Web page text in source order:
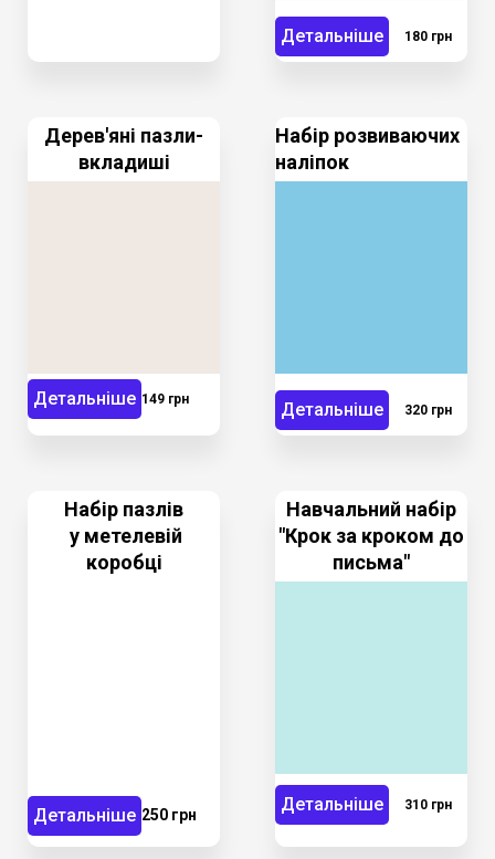
Детальніше 180 грн
Дерев'яні пазли-
вкладиші
Детальніше 149 грн
Набір розвиваючих
наліпок
Детальніше 320 грн
Набір пазлів
у метелевій
коробці
Детальніше 250 грн
Навчальний набір
"Крок за кроком до
письма"
Детальніше 310 грн